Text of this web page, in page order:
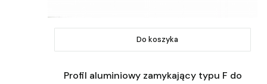
Do koszyka
Profil aluminiowy zamykający typu F do